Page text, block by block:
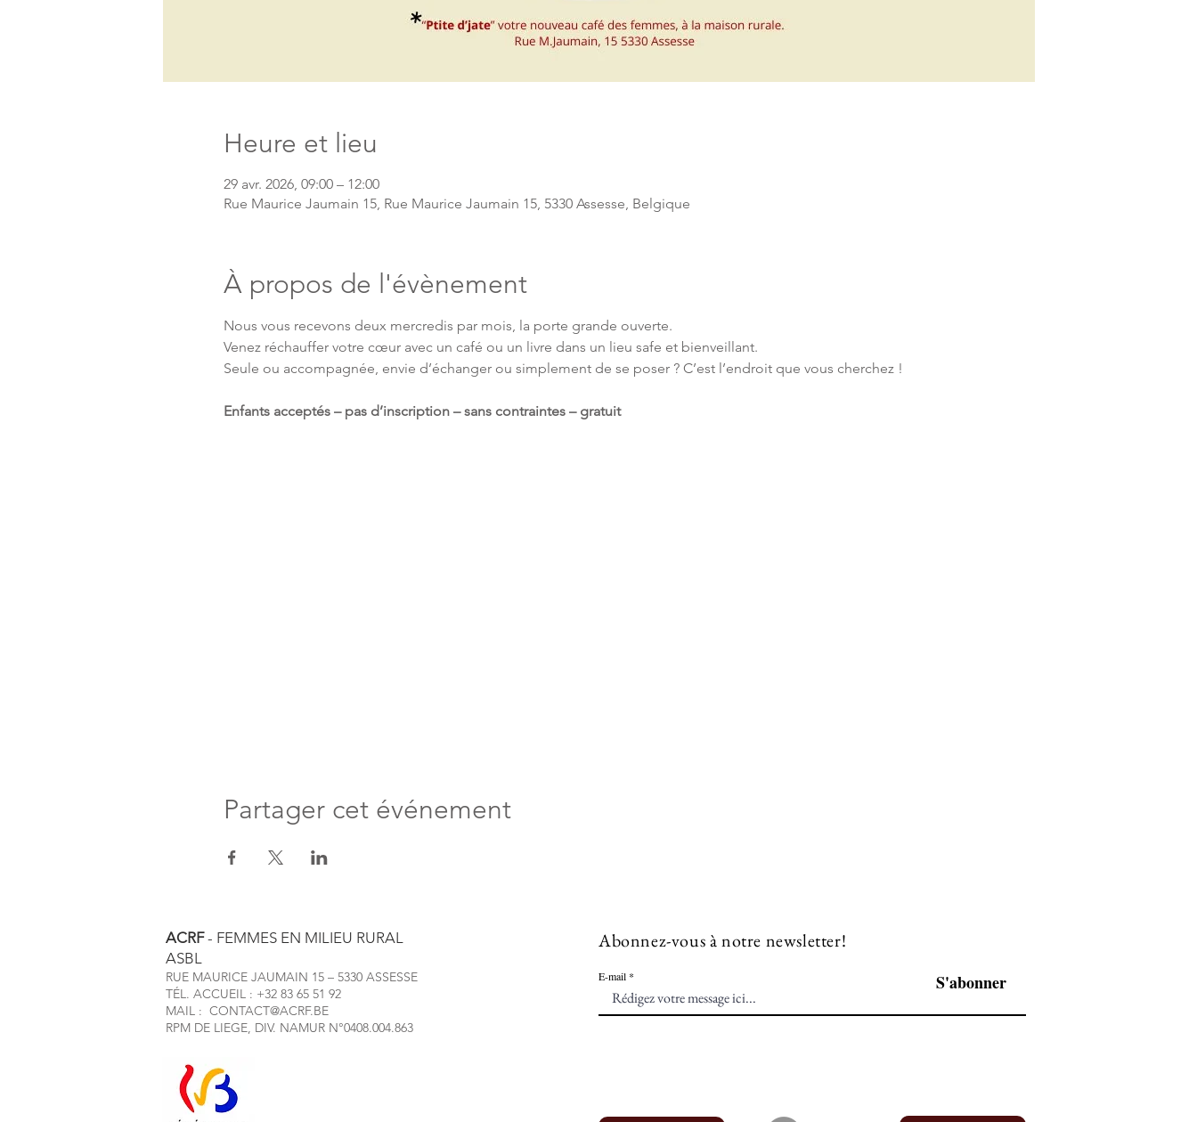
Heure et lieu
29 avr. 2026, 09:00 – 12:00
Rue Maurice Jaumain 15, Rue Maurice Jaumain 15, 5330 Assesse, Belgique
À propos de l'évènement
Nous vous recevons deux mercredis par mois, la porte grande ouverte.
Venez réchauffer votre cœur avec un café ou un livre dans un lieu safe et bienveillant.
Seule ou accompagnée, envie d’échanger ou simplement de se poser ? C’est l’endroit que vous cherchez !
Enfants acceptés – pas d’inscription – sans contraintes – gratuit
Partager cet événement
ACRF- FEMMES EN MILIEU RURAL
ASBL
RUE MAURICE JAUMAIN 15 – 5330 ASSESSE
TÉL. ACCUEIL : +32 83 65 51 92
MAIL : CONTACT@ACRF.BE
RPM DE LIEGE, DIV. NAMUR N°0408.004.863
Abonnez-vous à notre newsletter!
E-mail S'abonner